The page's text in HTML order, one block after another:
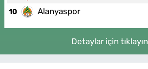
10 Alanyaspor
Detaylar için tıklayın